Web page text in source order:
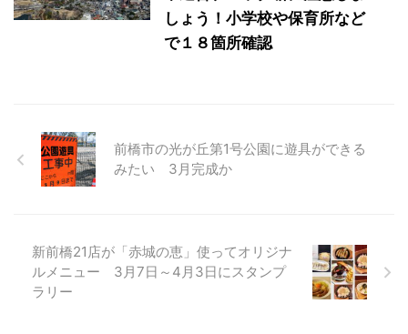
しょう！小学校や保育所など
で１８箇所確認
前橋市の光が丘第1号公園に遊具ができる
みたい 3月完成か
新前橋21店が「赤城の恵」使ってオリジナ
ルメニュー 3月7日～4月3日にスタンプ
ラリー